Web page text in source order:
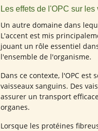
Les effets de l'OPC sur
Un autre domaine dans
L'accent est mis
jouant un rôle essentiel
l'ensemble de l'organisme.
Dans ce contexte, l'OPC
vaisseaux sanguins. Des
assurer un transport
organes.
Lorsque les protéines